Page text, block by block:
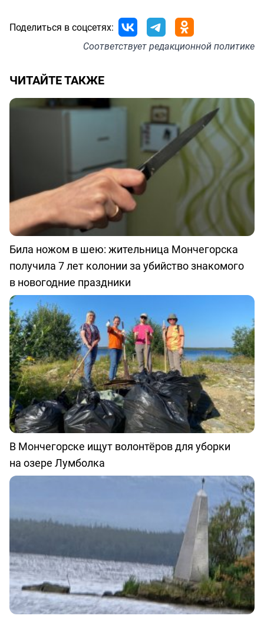
Поделиться в соцсетях:
Соответствуетредакционной политике
ЧИТАЙТЕ ТАКЖЕ
Била ножом в шею: жительница Мончегорска
получила 7 лет колонии за убийство знакомого
в новогодние праздники
В Мончегорске ищут волонтёров для уборки
на озере Лумболка